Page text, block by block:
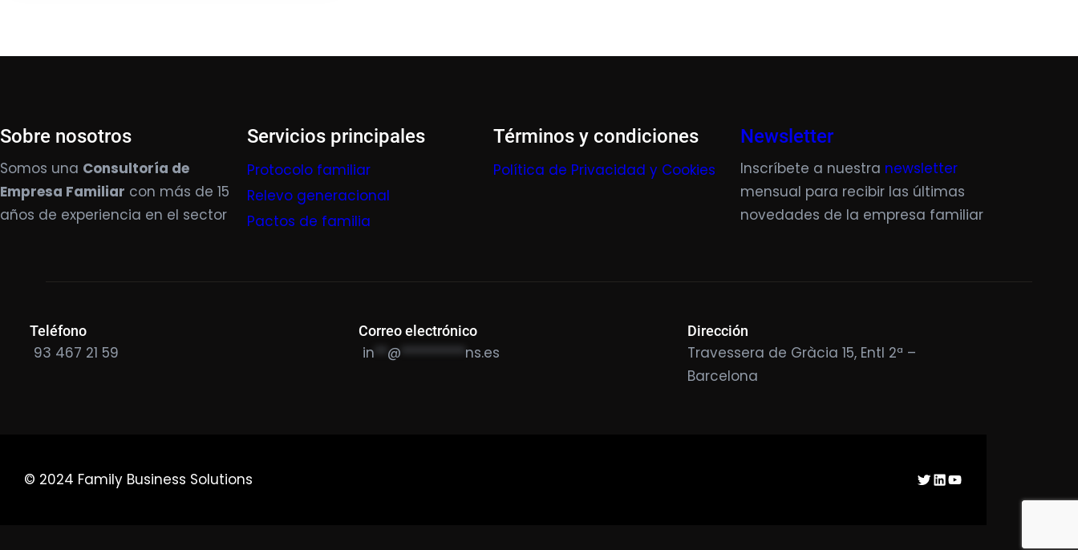
Sobre nosotros
Somos una Consultoría de
Empresa Familiar con más de 15
años de experiencia en el sector
Servicios principales
Protocolo familiar
Relevo generacional
Pactos de familia
Términos y condiciones
Política de Privacidad y Cookies
Newsletter
Inscríbete a nuestra newsletter
mensual para recibir las últimas
novedades de la empresa familiar
Teléfono
93 467 21 59
Correo electrónico
in @ ********** ns.es
Dirección
Travessera de Gràcia 15, Entl 2ª –
Barcelona
© 2024 Family Business Solutions Twitter
LinkedIn
YouTube